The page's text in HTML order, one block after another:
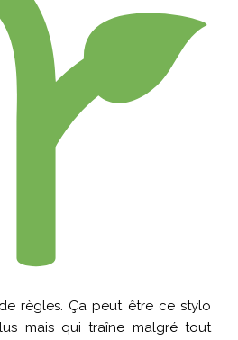
règles. Ça peut être ce stylo
mais qui traîne malgré tout